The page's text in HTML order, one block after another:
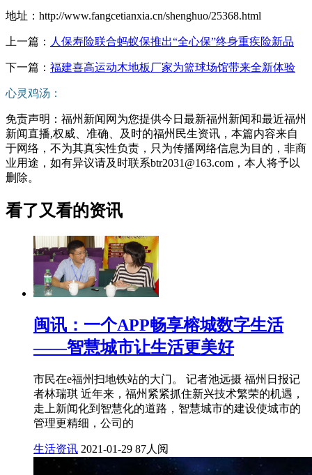
地址：http://www.fangcetianxia.cn/shenghuo/25368.html
上一篇： 人保寿险联合蚂蚁保推出“全心保”终身重疾险新品
下一篇： 福建喜高运动木地板厂家为篮球场馆带来全新体验
心灵鸡汤：
免责声明：福州新闻网为您提供今日最新福州新闻和最近福州
新闻直播,权威、准确、及时的福州民生资讯，本篇内容来自
于网络，不为其真实性负责，只为传播网络信息为目的，非商
业用途，如有异议请及时联系btr2031@163.com，本人将予以
删除。
看了又看的资讯
闽讯：一个APP畅享榕城数字生活
——智慧城市让生活更美好
市民在e福州扫地铁站的大门。 记者池远摄 福州日报记
者林瑞琪 近年来，福州紧紧抓住新兴技术繁荣的机遇，
走上新闻化到智慧化的道路，智慧城市的建设使城市的
管理更精细，公司的
生活资讯 2021-01-29 87人阅